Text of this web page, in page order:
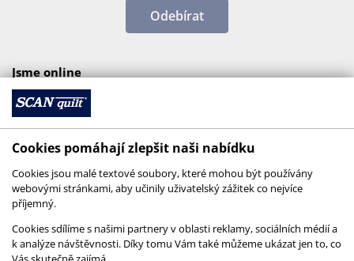
Odebírat
Jsme online
Cookies pomáhají zlepšit naši nabídku
Cookies jsou malé textové soubory, které mohou být používány
webovými stránkami, aby učinily uživatelský zážitek co nejvíce
příjemný.
Cookies sdílíme s našimi partnery v oblasti reklamy, sociálních médií a
k analýze návštěvnosti. Díky tomu Vám také můžeme ukázat jen to, co